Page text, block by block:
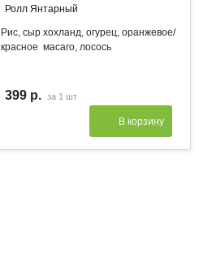
Ролл Янтарный
Рис, сыр хохланд, огурец, оранжевое/
красное масаго, лосось
399 р. за 1 шт
В корзину